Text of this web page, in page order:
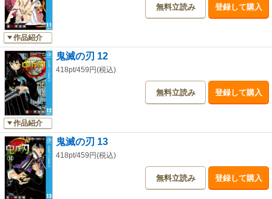
作品紹介
無料立読み 登録して購入
作品紹介
鬼滅の刃 12
418pt/459円(税込)
無料立読み 登録して購入
鬼滅の刃 13
418pt/459円(税込)
無料立読み 登録して購入